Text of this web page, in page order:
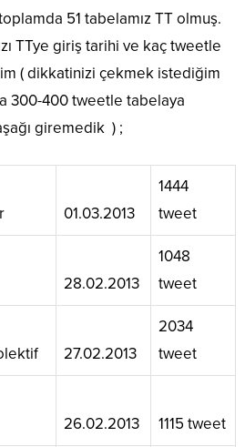
51 tabelamız TT olmuş.
TTye giriş tarihi ve kaç tweetle
( dikkatinizi çekmek istediğim
300-400 tweetle tabelaya
giremedik ) ;
01.03.2013
1444
tweet
28.02.2013
1048
tweet
27.02.2013
2034
tweet
26.02.2013 1115 tweet